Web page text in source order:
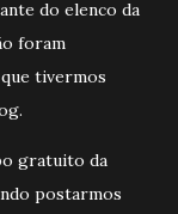
do elenco da
foram
tivermos
gratuito da
postarmos